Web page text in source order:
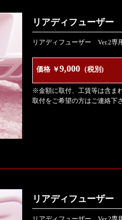
リアディフューザー
リアディフューザー Ver.2専
価格 ￥9,000 （税別)
※金額に取付、工賃等は含ま
取付をご希望の方はご連絡下
リアディフューザー